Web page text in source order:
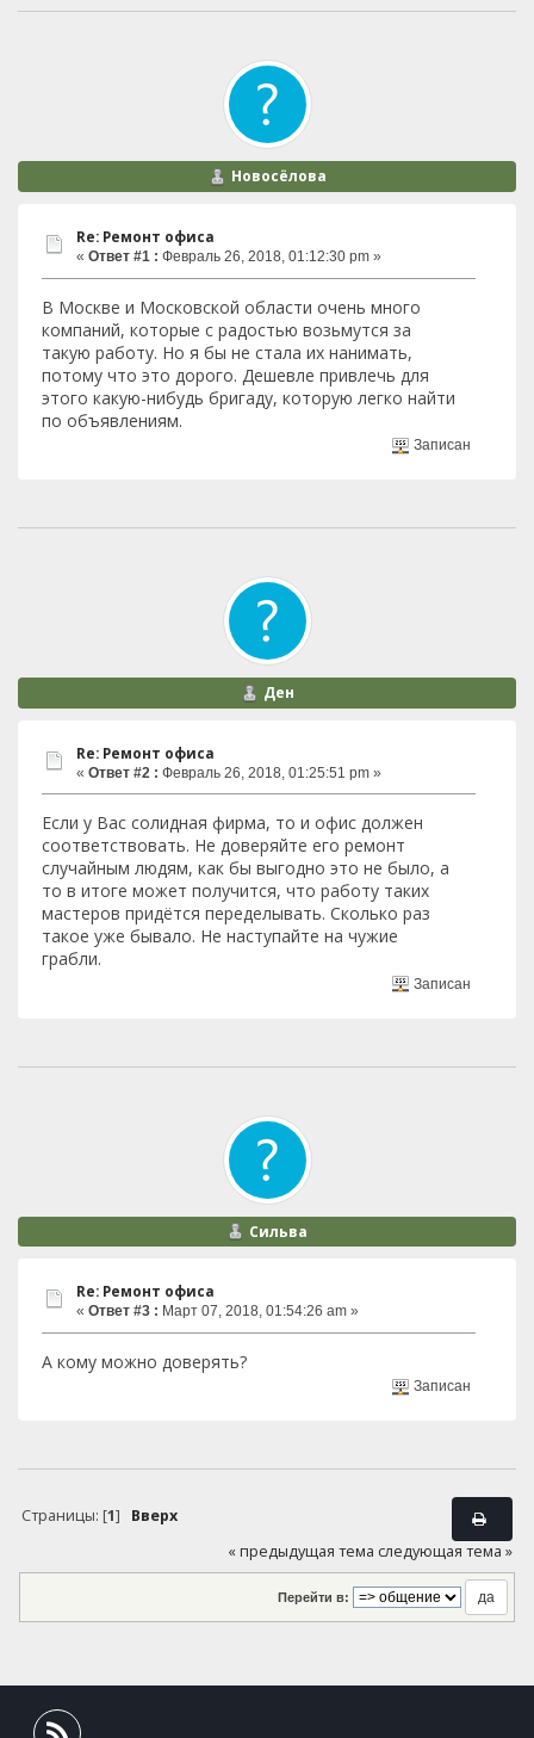
Новосёлова
Re: Ремонт офиса
« Ответ #1 : Февраль 26, 2018, 01:12:30 pm »
В Москве и Московской области очень много
компаний, которые с радостью возьмутся за
такую работу. Но я бы не стала их нанимать,
потому что это дорого. Дешевле привлечь для
этого какую-нибудь бригаду, которую легко найти
по объявлениям.
Записан
Ден
Re: Ремонт офиса
« Ответ #2 : Февраль 26, 2018, 01:25:51 pm »
Если у Вас солидная фирма, то и офис должен
соответствовать. Не доверяйте его ремонт
случайным людям, как бы выгодно это не было, а
то в итоге может получится, что работу таких
мастеров придётся переделывать. Сколько раз
такое уже бывало. Не наступайте на чужие
грабли.
Записан
Сильва
Re: Ремонт офиса
« Ответ #3 : Март 07, 2018, 01:54:26 am »
А кому можно доверять?
Записан
Страницы: [1] Вверх
« предыдущая тема следующая тема »
Перейти в: